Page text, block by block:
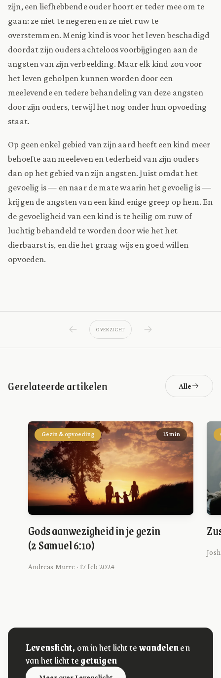
zijn, een liefhebbende ouder hoort er teder mee om te
gaan: ze niet te negeren en ze niet ruw te
overstemmen. Menig kind is voor het leven beschadigd
doordat zijn ouders achteloos voorbijgingen aan de
angsten van zijn verbeelding. Maar elk kind zou voor
het leven geholpen kunnen worden door een
meelevende en tedere behandeling van deze angsten
door zijn ouders, terwijl het nog onder hun opvoeding
staat.
Op geen enkel gebied van zijn aard heeft een kind meer
behoefte aan meeleven en tederheid van zijn ouders
dan op het gebied van zijn angsten. Juist omdat het
gevoelig is — en naar de mate waarin het gevoelig is —
krijgen de angsten van een kind enige greep op hem. En
de gevoeligheid van een kind is te heilig om ruw of
luchtig behandeld te worden door wie het het
dierbaarst is, en die het graag wijs en goed willen
opvoeden.
OVERZICHT
Gerelateerde artikelen Alle
Gezin & opvoeding 15 min
Gods aanwezigheid in je gezin
(2 Samuel 6:10)
Andreas Murre · 17 feb 2024
Levenslicht, om in het licht tewandelenen
van het licht tegetuigen